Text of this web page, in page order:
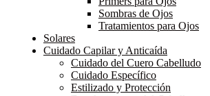
Sombras de Ojos
Tratamientos para Ojos
Solares
Cuidado Capilar y Anticaída
Cuidado del Cuero Cabelludo
Cuidado Específico
Estilizado y Protección